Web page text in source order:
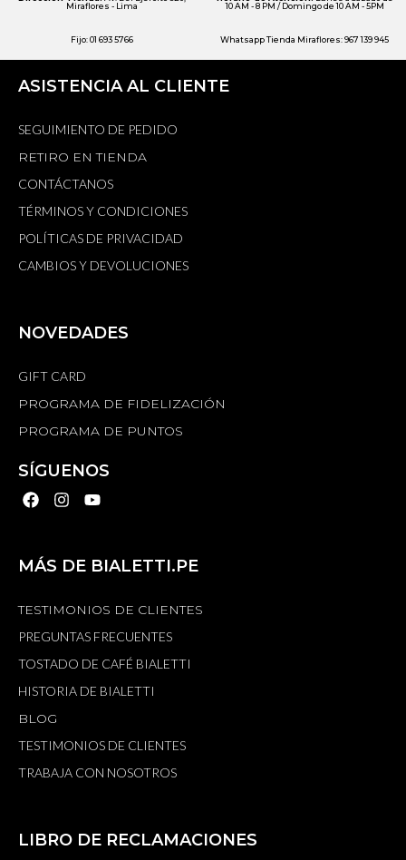
Miraflores - Lima
10 AM - 8 PM / Domingo de 10 AM - 5PM
Fijo: 01 693 5766 Whatsapp Tienda Miraflores: 967 139 945
ASISTENCIA AL CLIENTE
SEGUIMIENTO DE PEDIDO
RETIRO EN TIENDA
CONTÁCTANOS
TÉRMINOS Y CONDICIONES
POLÍTICAS DE PRIVACIDAD
CAMBIOS Y DEVOLUCIONES
NOVEDADES
GIFT CARD
PROGRAMA DE FIDELIZACIÓN
PROGRAMA DE PUNTOS
SÍGUENOS
MÁS DE BIALETTI.PE
TESTIMONIOS DE CLIENTES
PREGUNTAS FRECUENTES
TOSTADO DE CAFÉ BIALETTI
HISTORIA DE BIALETTI
BLOG
TESTIMONIOS DE CLIENTES
TRABAJA CON NOSOTROS
LIBRO DE RECLAMACIONES